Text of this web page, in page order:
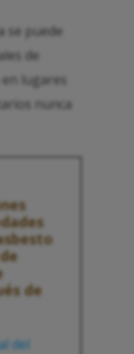
se puede
de
lugares
nunca
de
del